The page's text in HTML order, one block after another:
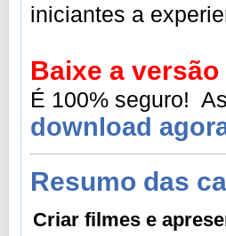
iniciantes a
Baixe a
É 100% seguro!
download
Resumo das
Criar filmes e